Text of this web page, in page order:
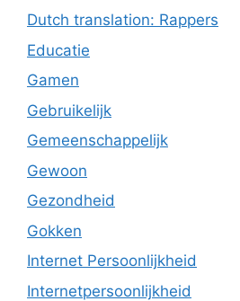
Dutch translation: Rappers
Educatie
Gamen
Gebruikelijk
Gemeenschappelijk
Gewoon
Gezondheid
Gokken
Internet Persoonlijkheid
Internetpersoonlijkheid